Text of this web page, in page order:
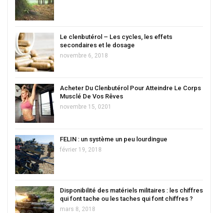
Le clenbutérol – Les cycles, les effets
secondaires et le dosage
novembre 6, 2018
Acheter Du Clenbutérol Pour Atteindre Le Corps
Musclé De Vos Rêves
novembre 15, 0201
FELIN : un système un peu lourdingue
février 19, 2018
Disponibilité des matériels militaires : les chiffres
qui font tache ou les taches qui font chiffres ?
mars 8, 2018